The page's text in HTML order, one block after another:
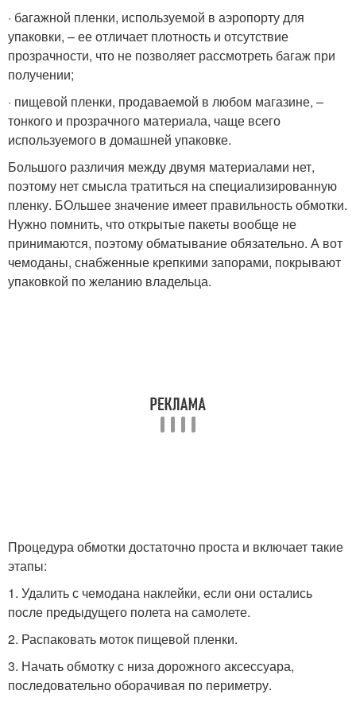
· багажной пленки, используемой в аэропорту для
упаковки, – ее отличает плотность и отсутствие
прозрачности, что не позволяет рассмотреть багаж при
получении;
· пищевой пленки, продаваемой в любом магазине, –
тонкого и прозрачного материала, чаще всего
используемого в домашней упаковке.
Большого различия между двумя материалами нет,
поэтому нет смысла тратиться на специализированную
пленку. БОльшее значение имеет правильность обмотки.
Нужно помнить, что открытые пакеты вообще не
принимаются, поэтому обматывание обязательно. А вот
чемоданы, снабженные крепкими запорами, покрывают
упаковкой по желанию владельца.
Процедура обмотки достаточно проста и включает такие
этапы:
1. Удалить с чемодана наклейки, если они остались
после предыдущего полета на самолете.
2. Распаковать моток пищевой пленки.
3. Начать обмотку с низа дорожного аксессуара,
последовательно оборачивая по периметру.